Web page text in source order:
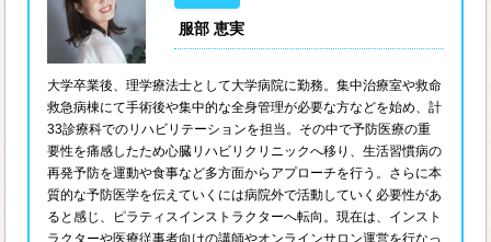
服部 恵実
大学卒業後、理学療法士として大学病院に勤務。集中治療室や救命
救急病棟にて手術後や集中的な全身管理が必要な方などを始め、計
33診療科でのリハビリテーションを担当。その中で予防医療の重
要性を痛感したため心臓リハビリクリニックへ移り、生活習慣病の
再発予防を運動や食事など多方面からアプローチを行う。さらに本
質的な予防医学を伝えていくには病院外で活動していく必要性があ
ると感じ、ピラティスインストラクターへ転向。現在は、インスト
ラクターや医療従事者向けの講師やオンラインサロン運営を行なっ